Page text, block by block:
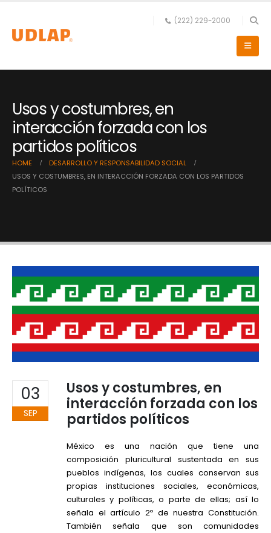
(222) 229-2000
Usos y costumbres, en
interacción forzada con los
partidos políticos
HOME
DESARROLLO Y RESPONSABILIDAD SOCIAL
USOS Y COSTUMBRES, EN INTERACCIÓN FORZADA CON LOS PARTIDOS
POLÍTICOS
03
SEP
Usos y costumbres, en
interacción forzada con los
partidos políticos
México es una nación que tiene una
composición pluricultural sustentada en sus
pueblos indígenas, los cuales conservan sus
propias instituciones sociales, económicas,
culturales y políticas, o parte de ellas; así lo
señala el artículo 2º de nuestra Constitución.
También señala que son comunidades